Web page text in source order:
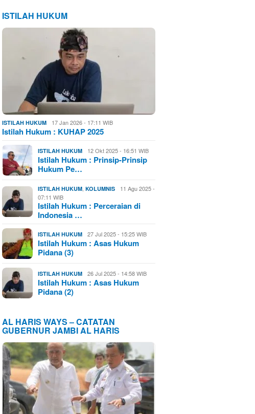
ISTILAH HUKUM
ISTILAH HUKUM 17 Jan 2026 - 17:11 WIB
Istilah Hukum : KUHAP 2025
ISTILAH HUKUM 12 Okt 2025 - 16:51 WIB
Istilah Hukum : Prinsip-Prinsip
Hukum Pe…
ISTILAH HUKUM ,KOLUMNIS
11 Agu 2025 -
07:11 WIB
Istilah Hukum : Perceraian di
Indonesia …
ISTILAH HUKUM 27 Jul 2025 - 15:25 WIB
Istilah Hukum : Asas Hukum
Pidana (3)
ISTILAH HUKUM 26 Jul 2025 - 14:58 WIB
Istilah Hukum : Asas Hukum
Pidana (2)
AL HARIS WAYS – CATATAN
GUBERNUR JAMBI AL HARIS